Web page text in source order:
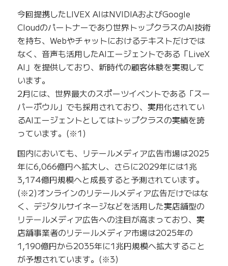
今回提携したLIVEX AIはNVIDIAおよびGoogle
Cloudのパートナーであり世界トップクラスのAI技術
を持ち、Webやチャットにおけるテキストだけでは
なく、音声も活用したAIエージェントである「LiveX
AI」を提供しており、新時代の顧客体験を実現して
います。
2月には、世界最大のスポーツイベントである「スー
パーボウル」でも採用されており、実用化されてい
るAIエージェントとしてはトップクラスの実績を誇
っています。(※1)
国内においても、リテールメディア広告市場は2025
年に6,066億円へ拡大し、さらに2029年には1兆
3,174億円規模へと成長すると予測されています。
(※2)オンラインのリテールメディア広告だけではな
く、デジタルサイネージなどを活用した実店舗型の
リテールメディア広告への注目が高まっており、実
店舗事業者のリテールメディア市場は2025年の
1,190億円から2035年に1兆円規模へ拡大すること
が予想されています。(※3)